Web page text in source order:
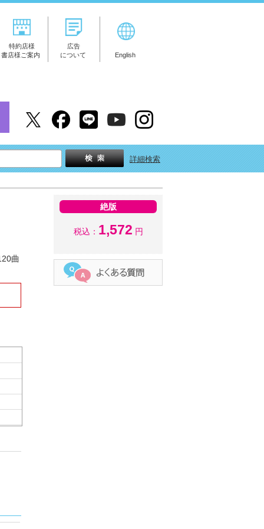
特約店様
書店様ご案内
広告
について
English
詳細検索
曲
絶版
税込： 1,572 円